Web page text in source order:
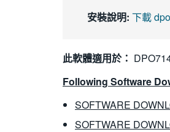
安裝說明: 下載
此軟體適用於：
Following Software
SOFTWARE
SOFTWARE